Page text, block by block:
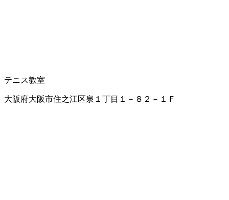
テニス教室
大阪府大阪市住之江区泉１丁目１－８２－１Ｆ